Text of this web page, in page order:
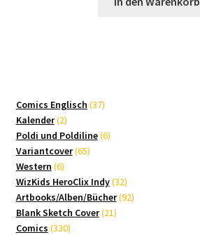
Comics Englisch 3737
Kalender 22
Produkte
Poldi und Poldiline 66
Variantcover 6565
Western 66
Produkte
WizKids HeroClix Indy 3232
Produkte
Artbooks/Alben/Bücher 9292
Blank Sketch Cover 2121
Comics 330330